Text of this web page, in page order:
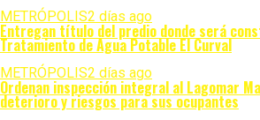
METRÓPOLIS2 días ago
Entregan título del predio donde será
Tratamiento de Agua Potable El Curval
METRÓPOLIS2 días ago
Ordenan inspección integral al Lagomar
deterioro y riesgos para sus ocupantes